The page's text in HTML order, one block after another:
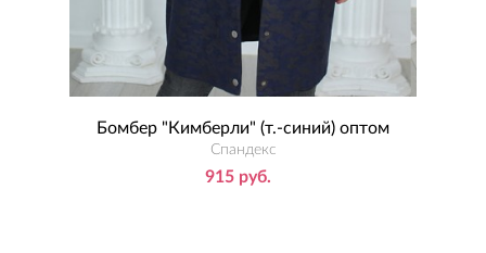
Бомбер "Кимберли" (т.-синий) оптом
Спандекс
915 руб.